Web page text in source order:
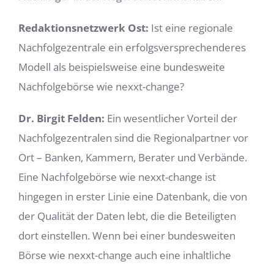
Redaktionsnetzwerk Ost: Ist eine regionale
Nachfolgezentrale ein erfolgsversprechenderes
Modell als beispielsweise eine bundesweite
Nachfolgebörse wie nexxt-change?
Dr. Birgit Felden: Ein wesentlicher Vorteil der
Nachfolgezentralen sind die Regionalpartner vor
Ort – Banken, Kammern, Berater und Verbände.
Eine Nachfolgebörse wie nexxt-change ist
hingegen in erster Linie eine Datenbank, die von
der Qualität der Daten lebt, die die Beteiligten
dort einstellen. Wenn bei einer bundesweiten
Börse wie nexxt-change auch eine inhaltliche